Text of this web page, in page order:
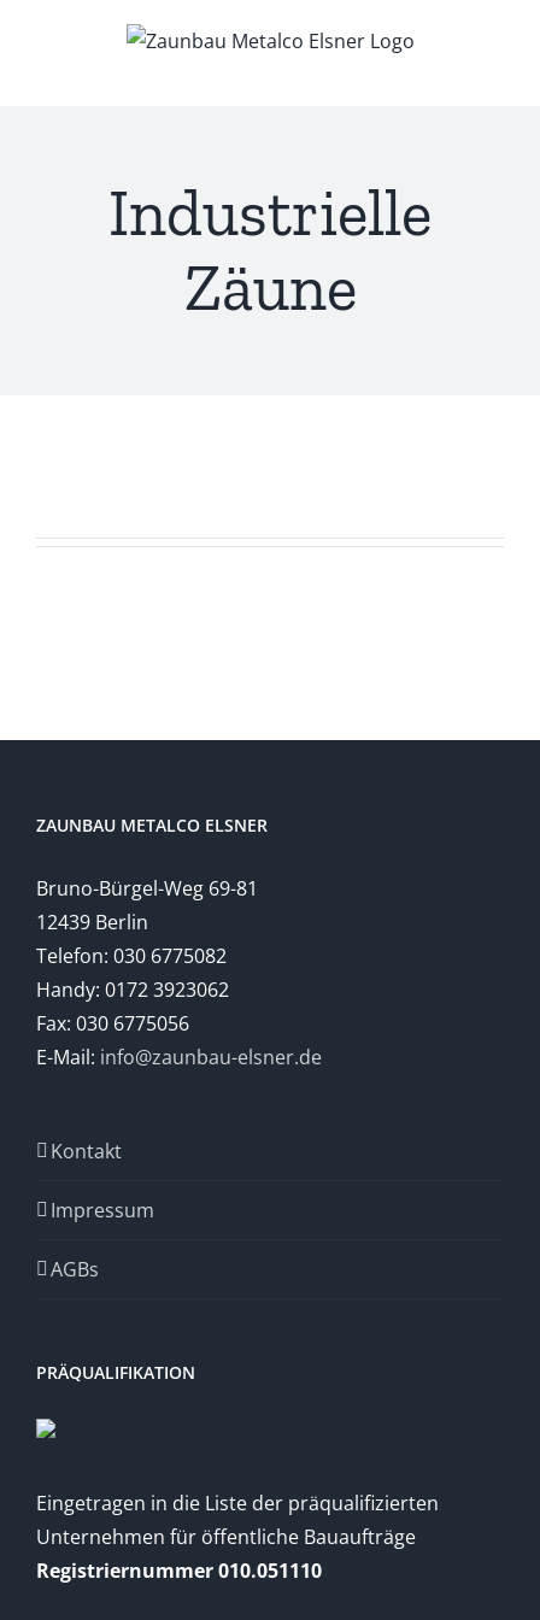
Industrielle
Zäune
ZAUNBAU METALCO ELSNER
Bruno-Bürgel-Weg 69-81
12439 Berlin
Telefon: 030 6775082
Handy: 0172 3923062
Fax: 030 6775056
E-Mail: info@zaunbau-elsner.de
Kontakt
Impressum
AGBs
PRÄQUALIFIKATION
Eingetragen in die Liste der präqualifizierten
Unternehmen für öffentliche Bauaufträge
Registriernummer 010.051110